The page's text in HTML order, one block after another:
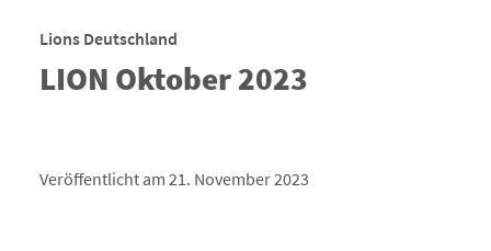
Lions Deutschland
LION Oktober 2023
Veröffentlicht am 21. November 2023